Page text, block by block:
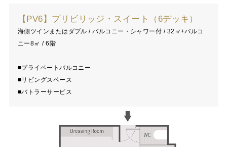
【PV6】プリビリッジ・スイート（6デッキ）
海側ツインまたはダブル / バルコニー・シャワー付 / 32㎡+バルコ
ニー8㎡ / 6階
■プライベートバルコニー
■リビングスペース
■バトラーサービス